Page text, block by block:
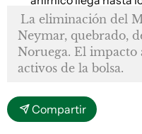
La eliminación del
Neymar, quebrado,
Noruega. El impacto
activos de la bolsa.
Compartir